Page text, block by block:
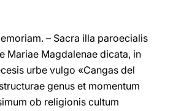
– Sacra illa paroecialis
Mariae Magdalenae dicata, in
urbe vulgo «Cangas del
genus et momentum
ob religionis cultum